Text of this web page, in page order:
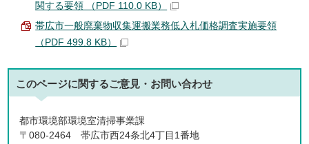
関する要領 （PDF 110.0 KB）
帯広市一般廃棄物収集運搬業務低入札価格調査実施要領
（PDF 499.8 KB）
このページに関するご意見・お問い合わせ
都市環境部環境室清掃事業課
〒080-2464 帯広市西24条北4丁目1番地